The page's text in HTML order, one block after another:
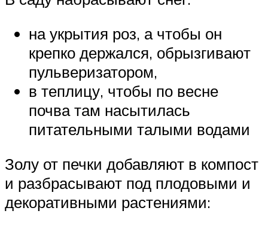
на укрытия роз, а чтобы он
крепко держался, обрызгивают
пульверизатором,
в теплицу, чтобы по весне
почва там насытилась
питательными талыми водами
Золу от печки добавляют в компост
и разбрасывают под плодовыми и
декоративными растениями: